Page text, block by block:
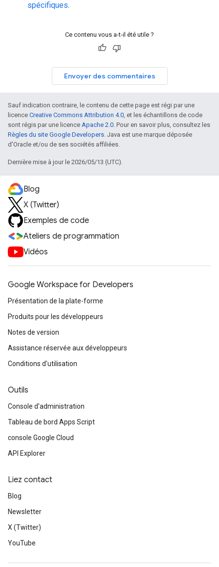
spécifiques.
Ce contenu vous a-t-il été utile ?
Envoyer des commentaires
Sauf indication contraire, le contenu de cette page est régi par une
licence Creative Commons Attribution 4.0, et les échantillons de code
sont régis par une licence Apache 2.0. Pour en savoir plus, consultez les
Règles du site Google Developers. Java est une marque déposée
d'Oracle et/ou de ses sociétés affiliées.
Dernière mise à jour le 2026/05/13 (UTC).
Blog
X (Twitter)
Exemples de code
Ateliers de programmation
Vidéos
Google Workspace for Developers
Présentation de la plate-forme
Produits pour les développeurs
Notes de version
Assistance réservée aux développeurs
Conditions d'utilisation
Outils
Console d'administration
Tableau de bord Apps Script
console Google Cloud
API Explorer
Liez contact
Blog
Newsletter
X (Twitter)
YouTube